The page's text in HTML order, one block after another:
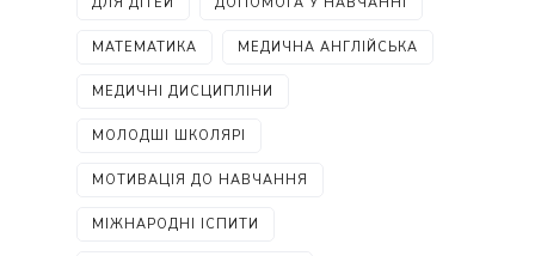
МАТЕМАТИКА МЕДИЧНА АНГЛІЙСЬКА
МЕДИЧНІ ДИСЦИПЛІНИ
МОЛОДШІ ШКОЛЯРІ
МОТИВАЦІЯ ДО НАВЧАННЯ
МІЖНАРОДНІ ІСПИТИ